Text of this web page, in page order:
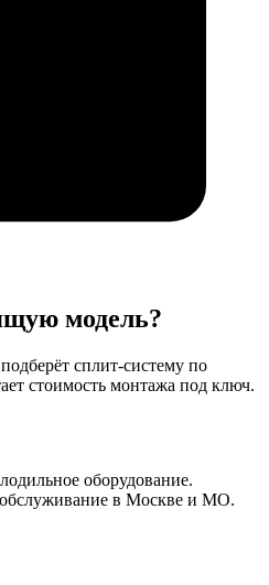
модель?
сплит-систему по
стоимость монтажа под ключ.
оборудование.
в Москве и МО.